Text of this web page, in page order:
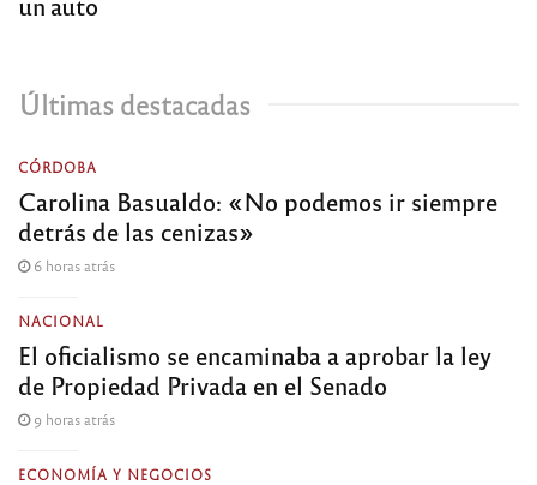
Últimas destacadas
CÓRDOBA
Carolina Basualdo: «No podemos ir siempre
detrás de las cenizas»
6 horas atrás
NACIONAL
El oficialismo se encaminaba a aprobar la ley
de Propiedad Privada en el Senado
9 horas atrás
ECONOMÍA Y NEGOCIOS